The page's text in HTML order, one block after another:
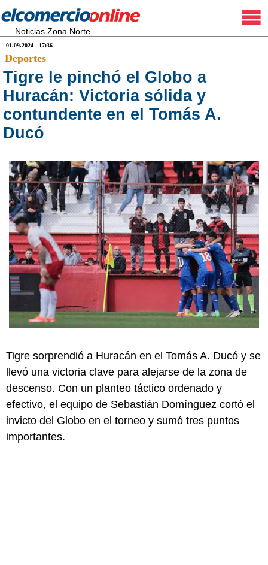
Noticias Zona Norte
01.09.2024 - 17:36
Deportes
Tigre le pinchó el Globo a
Huracán: Victoria sólida y
contundente en el Tomás A.
Ducó
Tigre sorprendió a Huracán en el Tomás A. Ducó y se
llevó una victoria clave para alejarse de la zona de
descenso. Con un planteo táctico ordenado y
efectivo, el equipo de Sebastián Domínguez cortó el
invicto del Globo en el torneo y sumó tres puntos
importantes.